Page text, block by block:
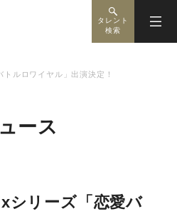
タレント
検索
ルロワイヤル」出演決定！
ース
リーズ「恋愛バ